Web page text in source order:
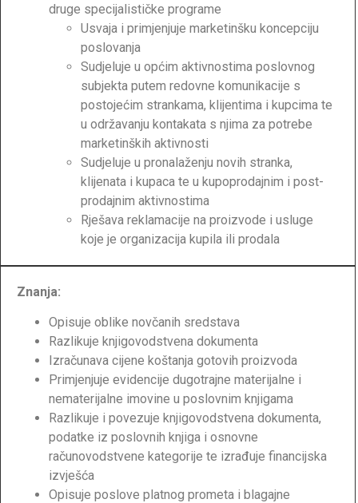
druge specijalističke programe
Usvaja i primjenjuje marketinšku koncepciju
poslovanja
Sudjeluje u općim aktivnostima poslovnog
subjekta putem redovne komunikacije s
postojećim strankama, klijentima i kupcima te
u održavanju kontakata s njima za potrebe
marketinških aktivnosti
Sudjeluje u pronalaženju novih stranka,
klijenata i kupaca te u kupoprodajnim i post-
prodajnim aktivnostima
Rješava reklamacije na proizvode i usluge
koje je organizacija kupila ili prodala
Znanja:
Opisuje oblike novčanih sredstava
Razlikuje knjigovodstvena dokumenta
Izračunava cijene koštanja gotovih proizvoda
Primjenjuje evidencije dugotrajne materijalne i
nematerijalne imovine u poslovnim knjigama
Razlikuje i povezuje knjigovodstvena dokumenta,
podatke iz poslovnih knjiga i osnovne
računovodstvene kategorije te izrađuje financijska
izvješća
Opisuje poslove platnog prometa i blagajne